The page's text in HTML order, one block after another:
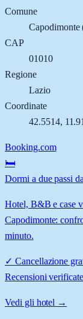
Comune
Capodimonte
CAP
01010
Regione
Lazio
Coordinate
42.5514,
Booking.com
🛏️
Dormi a due passi
Hotel, B&B e case
Capodimonte:
minuto.
✓ Cancellazione
Recensioni verificate
Vedi gli hotel →